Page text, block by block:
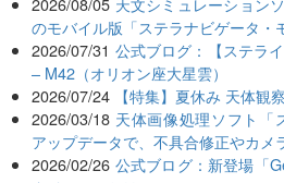
のモバイル版「ステラナビゲータ・
2026/07/31 公式ブログ：【ステラ
– M42（オリオン座大星雲）
2026/07/24 【特集】夏休み 天体観
2026/03/18 天体画像処理ソフト「
アップデータで、不具合修正やカメ
2026/02/26 公式ブログ：新登場「